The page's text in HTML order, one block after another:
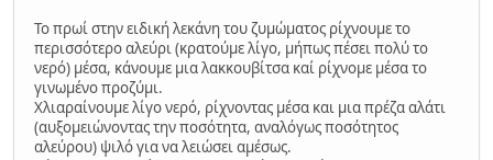
Το πρωί στην ειδική λεκάνη του ζυμώματος ρίχνουμε το
περισσότερο αλεύρι (κρατούμε λίγο, μήπως πέσει πολύ το
νερό) μέσα, κάνουμε μια λακκουβίτσα καί ρίχνομε μέσα το
γινωμένο προζύμι.
Χλιαραίνουμε λίγο νερό, ρίχνοντας μέσα και μια πρέζα αλάτι
(αυξομειώνοντας την ποσότητα, αναλόγως ποσότητος
αλεύρου) ψιλό για να λειώσει αμέσως.